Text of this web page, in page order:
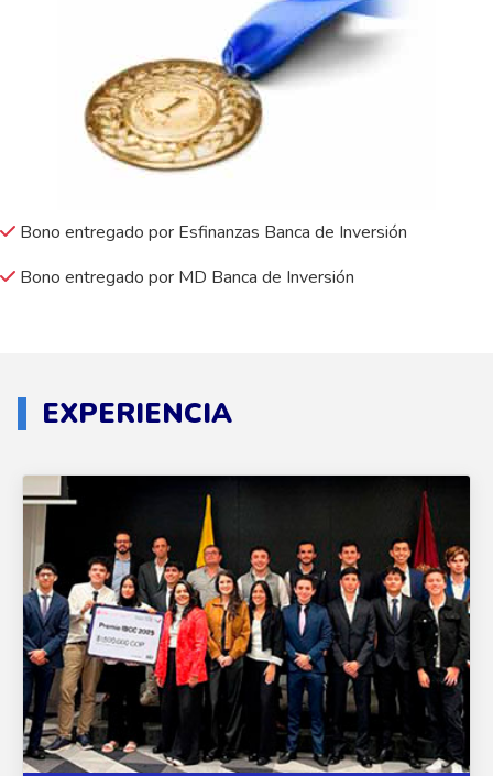
Bono entregado por Esfinanzas Banca de Inversión
Bono entregado por MD Banca de Inversión
EXPERIENCIA